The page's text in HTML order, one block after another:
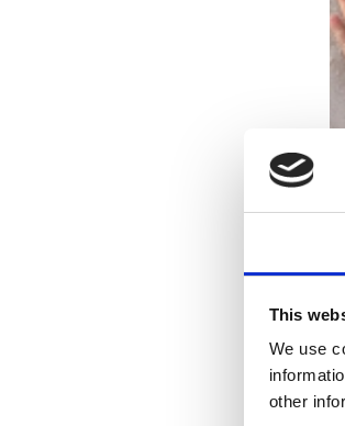
This
We use
other